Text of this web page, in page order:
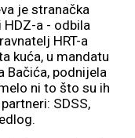
je stranačka
a - odbila
HRT-a
kuća, u mandatu
Bačića, podnijela
ni to što su ih
SDSS,